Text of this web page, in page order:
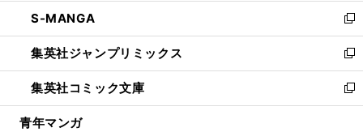
く
で
開
く
ド
ウ
で
開
く
ウ
ィ
ン
ド
ウ
で
開
し
い
ウ
ィ
ン
ド
ウ
S-MANGA
新
し
い
ウ
ィ
ン
集英社ジャンプリミックス
新
し
い
ウ
集英社コミック文庫
新
し
青年マンガ